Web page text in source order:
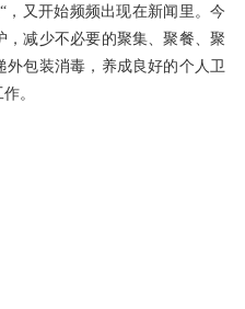
，又开始频频出现在新闻里。今
减少不必要的聚集、聚餐、聚
包装消毒，养成良好的个人卫
。